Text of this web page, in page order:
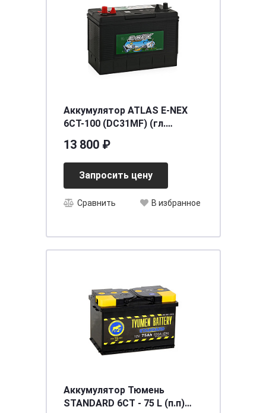
Аккумулятор ATLAS E-NEX
6СТ-100 (DC31MF) (гл.
13 800 ₽
Запросить цену
Сравнить В избранное
Аккумулятор Тюмень
STANDARD 6СТ - 75 L (п.п)